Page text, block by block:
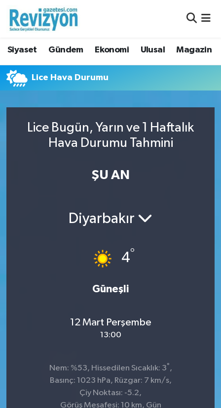
Siyaset Gündem Ekonomi Ulusal Magazin
Lice Hava Durumu
Lice Bugün, Yarın ve 1 Haftalık
Hava Durumu Tahmini
ŞU AN
Diyarbakır
4°
Güneşli
12 Mart Perşembe
13:00
Nem: %53, Hissedilen Sıcaklık: 3° ,
Basınç: 1023 hPa, Rüzgar: 7 km/s,
Çiy Noktası: -5.2,
Görüş Mesafesi: 10 km, Gün
Süper Lig Puan Durumu ve Fikstür
Haber Arşivi